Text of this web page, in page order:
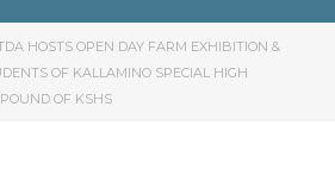
HOSTS OPEN DAY FARM EXHIBITION &
OF KALLAMINO SPECIAL HIGH
OF KSHS